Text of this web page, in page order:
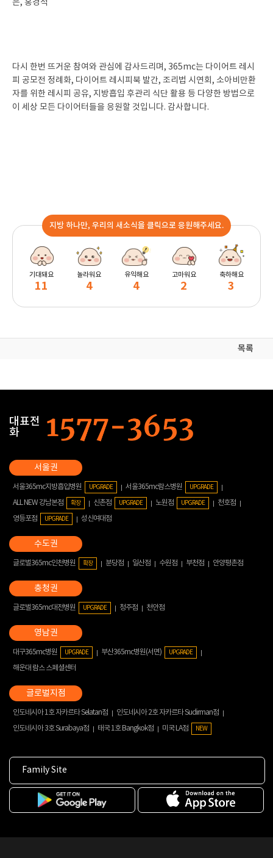
은, 홍경석
다시 한번 뜨거운 참여와 관심에 감사드리며, 365mc는 다이어트 레시
피 공모전 정례화, 다이어트 레시피북 발간, 조리법 시연회, 소아비만환
자를 위한 레시피 공유, 지방흡입 후관리 식단 활용 등 다양한 방법으로
이 세상 모든 다이어터들을 응원할 것입니다. 감사합니다.
지방 하나만, 우리의 새소식을 클릭으로 응원해주세요.
기대돼요
11
놀라워요
4
유익해요
4
고마워요
2
축하해요
3
목록
대표전
화
서울365mc지방흡입병원 UPGRADE 서울365mc람스병원 UPGRADE
ALL NEW 강남본점 확장 신촌점 UPGRADE 노원점 UPGRADE
천호점
영등포점
UPGRADE 성신여대점
글로벌365mc인천병원 확장 분당점 일산점 수원점 부천점 안양평촌점
글로벌365mc대전병원 UPGRADE 청주점 천안점
대구365mc병원 UPGRADE 부산365mc병원(서면) UPGRADE
해운대 람스 스페셜센터
인도네시아 1호 자카르타 Selatan점
인도네시아 2호 자카르타 Sudirman점
인도네시아 3호 Surabaya점
태국 1호 Bangkok점 미국 LA점 NEW
Family Site